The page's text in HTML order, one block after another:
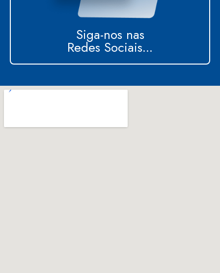
Siga-nos nas
Redes Sociais...